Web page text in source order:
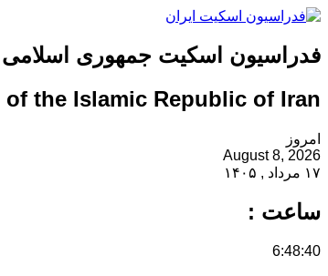
فدراسیون اسکیت جمهوری اسلامی
the Islamic Republic of Iran
امروز
August 8, 2026
۱۷ مرداد , ۱۴۰۵
ساعت :
6:48:40